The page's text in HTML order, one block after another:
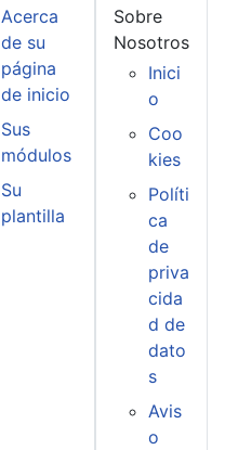
Acerca
de su
página
de inicio
Sus
módulos
Su
plantilla
Sobre
Nosotros
Inici
o
Coo
kies
Políti
ca
de
priva
cida
d de
dato
s
Avis
o